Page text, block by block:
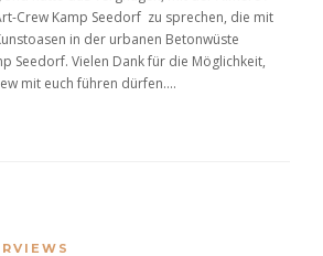
Crew Kamp Seedorf zu sprechen, die mit
in der urbanen Betonwüste
Seedorf. Vielen Dank für die Möglichkeit,
mit euch führen dürfen....